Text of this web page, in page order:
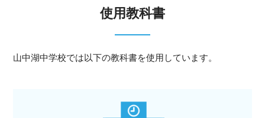
使用教科書
山中湖中学校では以下の教科書を使用しています。